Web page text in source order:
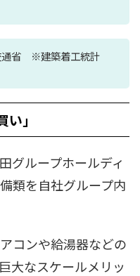
通省 ※建築着工統計
」
グループホールディ
類を自社グループ内
コンや給湯器などの
大なスケールメリッ